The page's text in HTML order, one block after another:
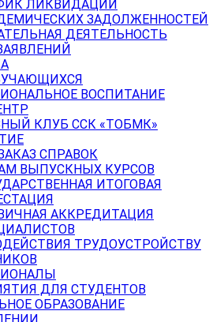
ЛИКВИДАЦИИ
ЗАДОЛЖЕННОСТЕЙ
ДЕЯТЕЛЬНОСТЬ
ВОСПИТАНИЕ
КЛУБ ССК «ТОБМК»
СПРАВОК
ВЫПУСКНЫХ КУРСОВ
ИТОГОВАЯ
АККРЕДИТАЦИЯ
ТРУДОУСТРОЙСТВУ
ДЛЯ СТУДЕНТОВ
ОБРАЗОВАНИЕ